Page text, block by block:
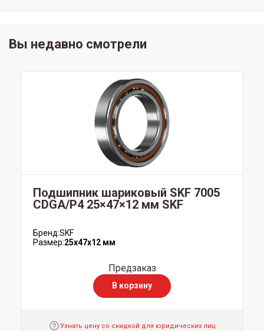
Вы недавно смотрели
Подшипник шариковый SKF 7005
CDGA/P4 25×47×12 мм SKF
Бренд:SKF
Размер:25x47x12 мм
Предзаказ
В корзину
Узнать цену со скидкой для юридических лиц